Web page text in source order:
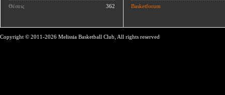
Θέσεις 362 Basketforum
Copyright © 2011-2026 Melissia Basketball Club, All rights reserved